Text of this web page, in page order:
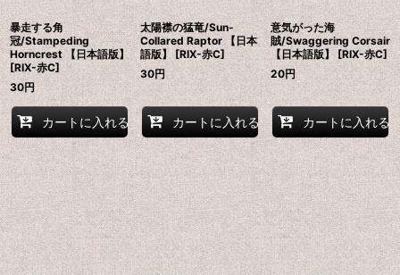
暴走する角
冠/Stampeding
Horncrest 【日本語版】
[RIX-赤C]
30円
カートに入れる
太陽襟の猛竜/Sun-
Collared Raptor 【日本
語版】 [RIX-赤C]
30円
カートに入れる
意気がった海
賊/Swaggering Corsair
【日本語版】 [RIX-赤C]
20円
カートに入れる